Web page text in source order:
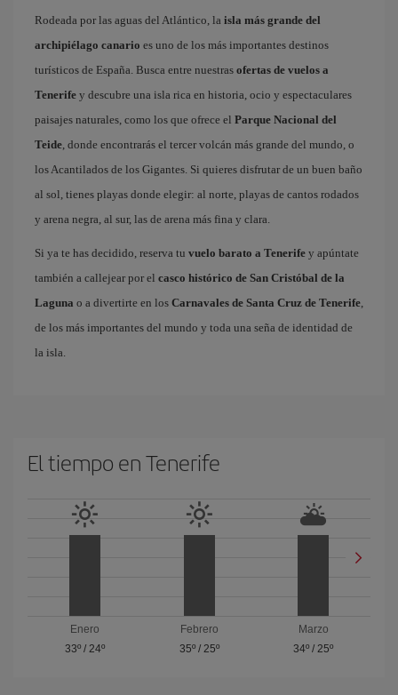
Rodeada por las aguas del Atlántico, la isla más grande del
archipiélago canario es uno de los más importantes destinos
turísticos de España. Busca entre nuestras ofertas de vuelos a
Tenerife y descubre una isla rica en historia, ocio y espectaculares
paisajes naturales, como los que ofrece el Parque Nacional del
Teide, donde encontrarás el tercer volcán más grande del mundo, o
los Acantilados de los Gigantes. Si quieres disfrutar de un buen baño
al sol, tienes playas donde elegir: al norte, playas de cantos rodados
y arena negra, al sur, las de arena más fina y clara.
Si ya te has decidido, reserva tu vuelo barato a Tenerife y apúntate
también a callejear por el casco histórico de San Cristóbal de la
Laguna o a divertirte en los Carnavales de Santa Cruz de Tenerife,
de los más importantes del mundo y toda una seña de identidad de
la isla.
El tiempo en Tenerife
Enero
33º/ 24º
Febrero
35º/ 25º
Marzo
34º /25º